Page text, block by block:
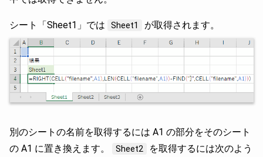
シート「Sheet1」では Sheet1 が取得されます。
別のシートの名前を取得するには A1 の部分をそのシート
の A1 に置き換えます。
Sheet2
を取得するには次のよう